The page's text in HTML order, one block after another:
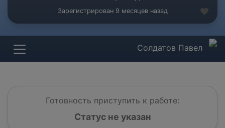
Зарегистрирован 9 месяцев назад
Солдатов Павел
Готовность приступить к работе:
Статус не указан